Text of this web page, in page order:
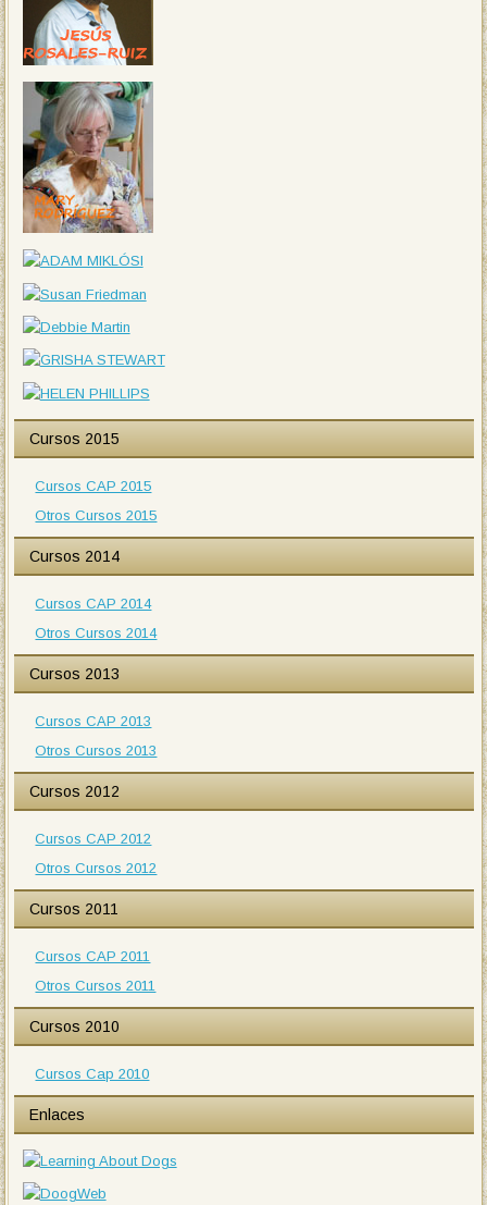
Cursos 2015
Cursos CAP 2015
Otros Cursos 2015
Cursos 2014
Cursos CAP 2014
Otros Cursos 2014
Cursos 2013
Cursos CAP 2013
Otros Cursos 2013
Cursos 2012
Cursos CAP 2012
Otros Cursos 2012
Cursos 2011
Cursos CAP 2011
Otros Cursos 2011
Cursos 2010
Cursos Cap 2010
Enlaces